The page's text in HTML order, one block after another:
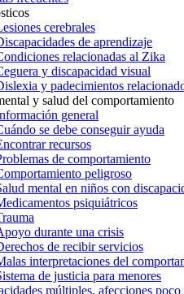
cerebrales
de aprendizaje
relacionadas al Zika
y discapacidad visual
y padecimientos
y salud del comportamiento
general
se debe conseguir ayuda
recursos
de comportamiento
peligroso
mental en niños con
psiquiátricos
durante una crisis
de recibir servicios
interpretaciones del
de justicia para menores
múltiples, afecciones